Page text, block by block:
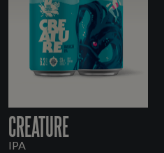
CREATURE
IPA